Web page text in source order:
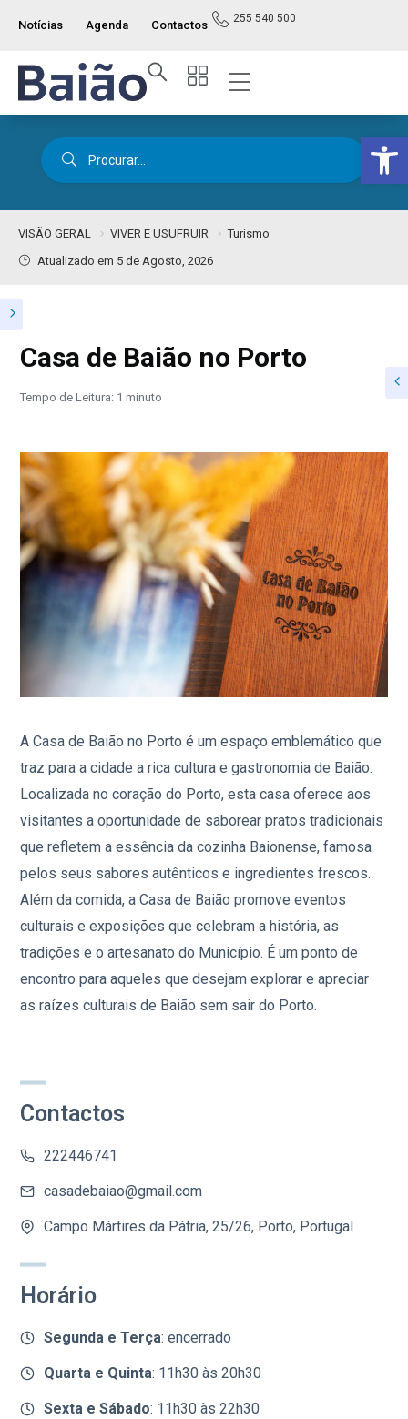
Notícias Agenda Contactos 255 540 500
VISÃO GERAL VIVER E USUFRUIR
Turismo
Atualizado em 5 de Agosto, 2026
Casa de Baião no Porto
Tempo de Leitura: 1 minuto
A Casa de Baião no Porto é um espaço emblemático que
traz para a cidade a rica cultura e gastronomia de Baião.
Localizada no coração do Porto, esta casa oferece aos
visitantes a oportunidade de saborear pratos tradicionais
que refletem a essência da cozinha Baionense, famosa
pelos seus sabores autênticos e ingredientes frescos.
Além da comida, a Casa de Baião promove eventos
culturais e exposições que celebram a história, as
tradições e o artesanato do Município. É um ponto de
encontro para aqueles que desejam explorar e apreciar
as raízes culturais de Baião sem sair do Porto.
Contactos
222446741
casadebaiao@gmail.com
Campo Mártires da Pátria, 25/26, Porto, Portugal
Horário
Segunda e Terça: encerrado
Quarta e Quinta: 11h30 às 20h30
Sexta e Sábado: 11h30 às 22h30